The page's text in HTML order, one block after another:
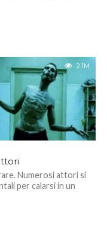
2.1M
Numerosi attori si
per calarsi in un